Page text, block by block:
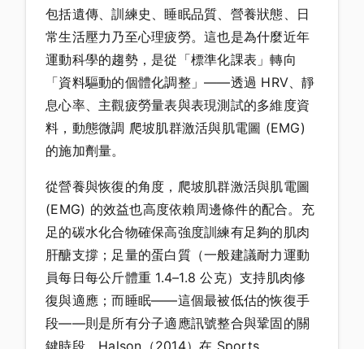
包括遺傳、訓練史、睡眠品質、營養狀態、日
常生活壓力乃至心理疲勞。這也是為什麼近年
運動科學的趨勢，是從「標準化課表」轉向
「資料驅動的個體化調整」——透過 HRV、靜
息心率、主觀疲勞量表與表現測試的多維度資
料，動態微調 爬坡肌群激活與肌電圖 (EMG)
的施加劑量。
從營養與恢復的角度，爬坡肌群激活與肌電圖
(EMG) 的效益也高度依賴周邊條件的配合。充
足的碳水化合物確保高強度訓練有足夠的肌肉
肝醣支撐；足量的蛋白質（一般建議耐力運動
員每日每公斤體重 1.4–1.8 公克）支持肌肉修
復與適應；而睡眠——這個最被低估的恢復手
段——則是所有分子適應訊號整合與鞏固的關
鍵時段。Halson（2014）在 Sports